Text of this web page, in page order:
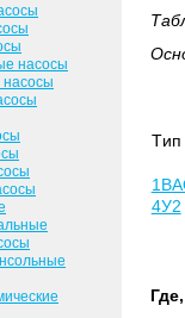
насосы
Tип
4У2
Где,